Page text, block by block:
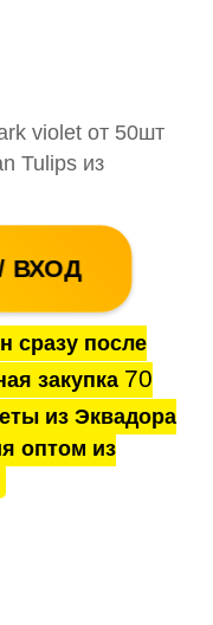
violet от 50шт
Tulips из
ВХОД
сразу после
закупка 70
из Эквадора
оптом из